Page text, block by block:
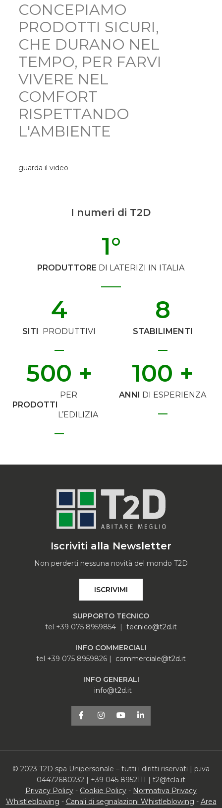
CONCEPIAMO
PRODOTTI SICURI,
CHE DURANO NEL
TEMPO, PER FARVI
VIVERE NEL
COMFORT
RISPETTANDO
L'AMBIENTE
guarda il video
I numeri di T2D
PRODUTTORE DI LATERIZI IN ITALIA
1°
SITI PRODUTTIVI
4
STABILIMENTI
8
PRODOTTI
PER
L’EDILIZIA
500 +
ANNI DI ESPERIENZA
100 +
Iscriviti alla Newsletter
Non perderti nessuna novità del mondo T2D
ISCRIVIMI
SUPPORTO TECNICO
tel +39 075 8959854 | tecnico@t2d.it
INFO COMMERCIALI
tel +39 075 8959826 | commerciale@t2d.it
INFO GENERALI
info@t2d.it
© 2023 T2D spa Unipersonale – tutti i diritti riservati | p.iva
04472680232 | +39 045 8952111 | t2@tcla.it
Privacy Policy - Cookie Policy - Normativa Privacy
Whistleblowing - Canali di segnalazioni Whistleblowing - Area